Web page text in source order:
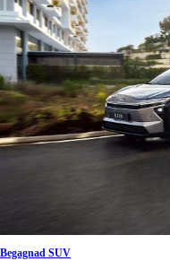
Begagnad SUV